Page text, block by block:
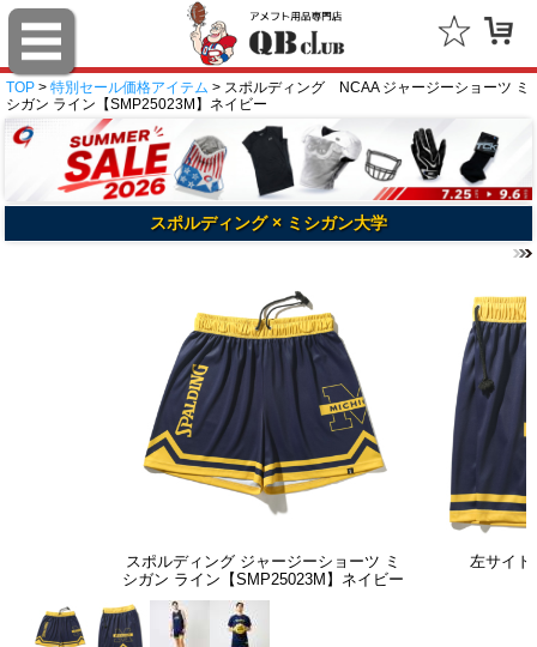
TOP > 特別セール価格アイテム > スポルディング NCAA ジャージーショーツ ミ
シガン ライン【SMP25023M】ネイビー
スポルディング × ミシガン大学
スポルディング ジャージーショーツ ミ
シガン ライン【SMP25023M】ネイビー
左サイド